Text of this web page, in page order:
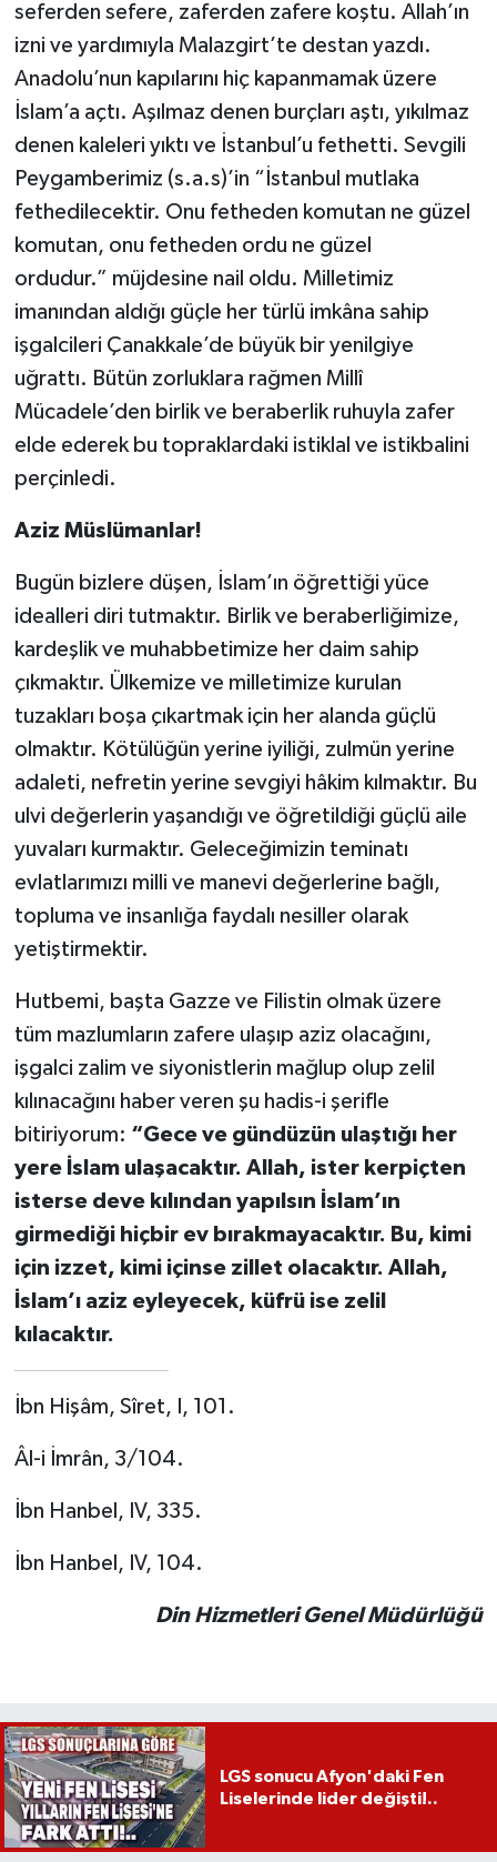
seferden sefere, zaferden zafere koştu. Allah’ın
izni ve yardımıyla Malazgirt’te destan yazdı.
Anadolu’nun kapılarını hiç kapanmamak üzere
İslam’a açtı. Aşılmaz denen burçları aştı, yıkılmaz
denen kaleleri yıktı ve İstanbul’u fethetti. Sevgili
Peygamberimiz (s.a.s)’in “İstanbul mutlaka
fethedilecektir. Onu fetheden komutan ne güzel
komu­tan, onu fetheden ordu ne güzel
ordudur.” müjdesine nail oldu. Milletimiz
imanından aldığı güçle her türlü imkâna sahip
işgalcileri Çanakkale’de büyük bir yenilgiye
uğrattı. Bütün zorluklara rağmen Millî
Mücadele’den birlik ve beraberlik ruhuyla zafer
elde ederek bu topraklardaki istiklal ve istikbalini
perçinledi.
Aziz Müslümanlar!
Bugün bizlere düşen, İslam’ın öğrettiği yüce
idealleri diri tutmaktır. Birlik ve beraberliğimize,
kardeşlik ve muhabbetimize her daim sahip
çıkmaktır. Ülkemize ve milletimize kurulan
tuzakları boşa çıkartmak için her alanda güçlü
olmaktır. Kötülüğün yerine iyiliği, zulmün yerine
adaleti, nefretin yerine sevgiyi hâkim kılmaktır. Bu
ulvi değerlerin yaşandığı ve öğretildiği güçlü aile
yuvaları kurmaktır. Geleceğimizin teminatı
evlatlarımızı milli ve manevi değerlerine bağlı,
topluma ve insanlığa faydalı nesiller olarak
yetiştirmektir.
Hutbemi, başta Gazze ve Filistin olmak üzere
tüm mazlumların zafere ulaşıp aziz olacağını,
işgalci zalim ve siyonistlerin mağlup olup zelil
kılınacağını haber veren şu hadis-i şerifle
bitiriyorum: “Gece ve gündüzün ulaştığı her
yere İslam ulaşacaktır. Allah, ister kerpiçten
isterse deve kılından yapılsın İslam’ın
girmediği hiçbir ev bırakmayacaktır. Bu, kimi
için izzet, kimi içinse zillet olacaktır. Allah,
İslam’ı aziz eyleyecek, küfrü ise zelil
kılacaktır.
İbn Hişâm, Sîret, I, 101.
Âl-i İmrân, 3/104.
İbn Hanbel, IV, 335.
İbn Hanbel, IV, 104.
Din Hizmetleri Genel Müdürlüğü
LGS sonucu Afyon'daki Fen
Liselerinde lider değişti!..